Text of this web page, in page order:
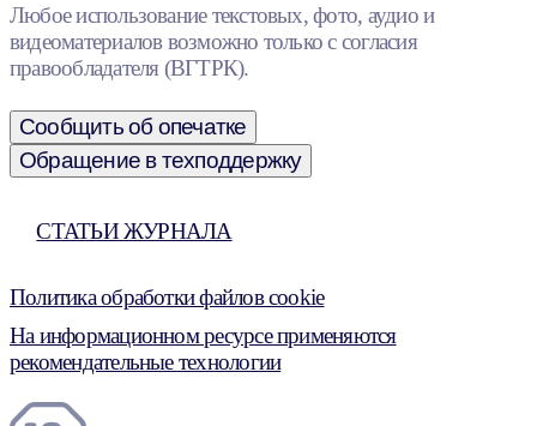
Любое использование текстовых, фото, аудио и
видеоматериалов возможно только с согласия
правообладателя (ВГТРК).
Сообщить об опечатке
Обращение в техподдержку
СТАТЬИ ЖУРНАЛА
Политика обработки файлов cookie
На информационном ресурсе применяются
рекомендательные технологии